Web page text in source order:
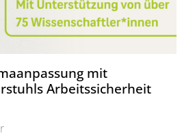
mit
Arbeitssicherheit